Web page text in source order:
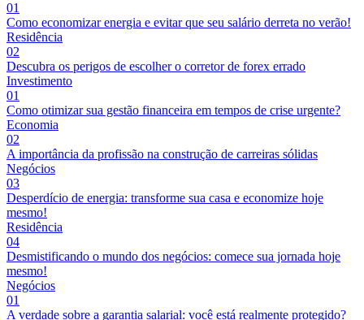
01
Como economizar energia e evitar que seu salário derreta no verão!
Residência
02
Descubra os perigos de escolher o corretor de forex errado
Investimento
01
Como otimizar sua gestão financeira em tempos de crise urgente?
Economia
02
A importância da profissão na construção de carreiras sólidas
Negócios
03
Desperdício de energia: transforme sua casa e economize hoje
mesmo!
Residência
04
Desmistificando o mundo dos negócios: comece sua jornada hoje
mesmo!
Negócios
01
A verdade sobre a garantia salarial: você está realmente protegido?